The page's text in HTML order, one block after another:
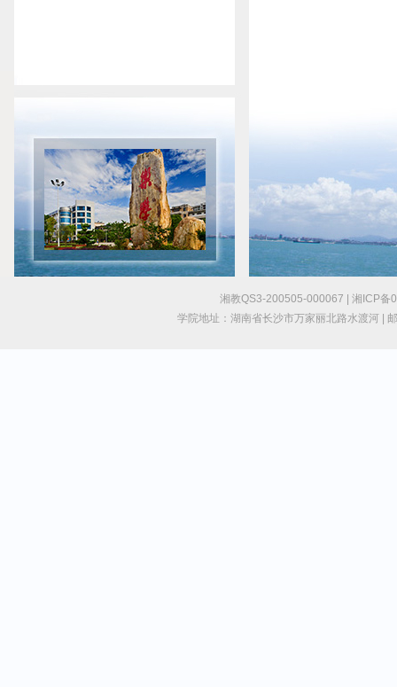
湘教QS3-200505-000067 | 湘ICP备
学院地址：湖南省长沙市万家丽北路水渡河 |